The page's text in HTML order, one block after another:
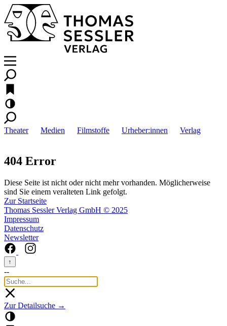
Theater Medien Filmstoffe Urheber:innen Verlag
404 Error
Diese Seite ist nicht oder nicht mehr vorhanden. Möglicherweise
sind Sie einem veralteten Link gefolgt.
Zur Startseite
Thomas Sessler Verlag GmbH © 2025
Impressum
Datenschutz
Newsletter
↑
--
Zur Detailsuche →